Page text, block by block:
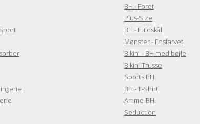
BH - Foret
Plus-Size
BH - Fuldskål
Mønster - Ensfarvet
Bikini - BH med bøjle
Bikini Trusse
Sports BH
BH - T-Shirt
Amme-BH
Seduction